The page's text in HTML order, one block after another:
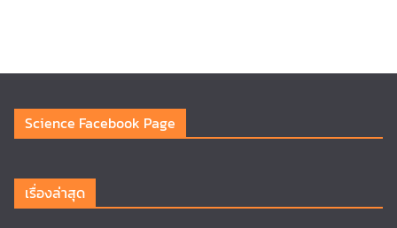
Science Facebook Page
เรื่องล่าสุด